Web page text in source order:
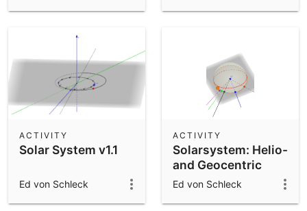
Solar System v1.1
ACTIVITY
Ed von Schleck
Solarsystem: Helio-
and Geocentric
view
ACTIVITY
Ed von Schleck